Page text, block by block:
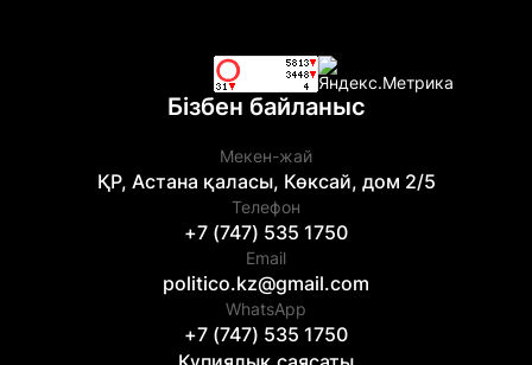
Бізбен байланыс
Мекен-жай
ҚР, Астана қаласы, Көксай, дом 2/5
Телефон
+7 (747) 535 1750
Email
politico.kz@gmail.com
WhatsApp
+7 (747) 535 1750